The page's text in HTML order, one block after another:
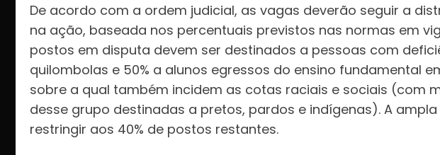
De acordo com a ordem judicial, as vagas deverão seguir a
na ação, baseada nos percentuais previstos nas normas em
postos em disputa devem ser destinados a pessoas com
quilombolas e 50% a alunos egressos do ensino fundamental
sobre a qual também incidem as cotas raciais e sociais (com
desse grupo destinadas a pretos, pardos e indígenas). A
restringir aos 40% de postos restantes.